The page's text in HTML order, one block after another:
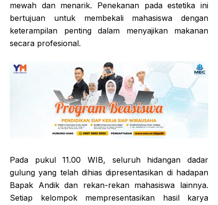
mewah dan menarik. Penekanan pada estetika ini
bertujuan untuk membekali mahasiswa dengan
keterampilan penting dalam menyajikan makanan
secara profesional.
Pada pukul 11.00 WIB, seluruh hidangan dadar
gulung yang telah dihias dipresentasikan di hadapan
Bapak Andik dan rekan-rekan mahasiswa lainnya.
Setiap kelompok mempresentasikan hasil karya